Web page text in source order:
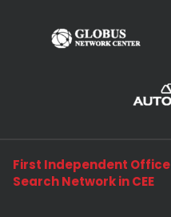
First Independent Office
Search Network in CEE